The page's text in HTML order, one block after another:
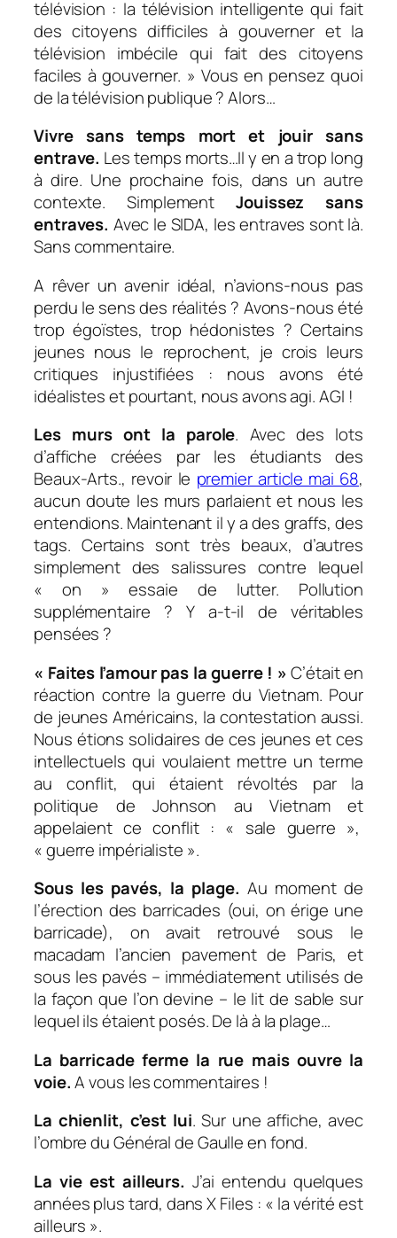
télévision : la télévision intelligente qui fait
des citoyens difficiles à gouverner et la
télévision imbécile qui fait des citoyens
faciles à gouverner. » Vous en pensez quoi
de la télévision publique ? Alors…
Vivre sans temps mort et jouir sans
entrave. Les temps morts…Il y en a trop long
à dire. Une prochaine fois, dans un autre
contexte. SimplementJouissez sans
entraves. Avec le SIDA, les entraves sont là.
Sans commentaire.
A rêver un avenir idéal, n’avions-nous pas
perdu le sens des réalités ? Avons-nous été
trop égoïstes, trop hédonistes ? Certains
jeunes nous le reprochent, je crois leurs
critiques injustifiées : nous avons été
idéalistes et pourtant, nous avons agi. AGI !
Les murs ont la parole. Avec des lots
d’affiche créées par les étudiants des
Beaux-Arts., revoir le premier article mai 68,
aucun doute les murs parlaient et nous les
entendions. Maintenant il y a des graffs, des
tags. Certains sont très beaux, d’autres
simplement des salissures contre lequel
« on » essaie de lutter. Pollution
supplémentaire ? Y a-t-il de véritables
pensées ?
« Faites l’amour pas la guerre ! »C’était en
réaction contre la guerre du Vietnam. Pour
de jeunes Américains, la contestation aussi.
Nous étions solidaires de ces jeunes et ces
intellectuels qui voulaient mettre un terme
au conflit, qui étaient révoltés par la
politique de Johnson au Vietnam et
appelaient ce conflit : « sale guerre »,
« guerre impérialiste ».
Sous les pavés, la plage.Au moment de
l’érection des barricades (oui, on érige une
barricade), on avait retrouvé sous le
macadam l’ancien pavement de Paris, et
sous les pavés – immédiatement utilisés de
la façon que l’on devine – le lit de sable sur
lequel ils étaient posés. De là à la plage…
La barricade ferme la rue mais ouvre la
voie.A vous les commentaires !
La chienlit, c’est lui. Sur une affiche, avec
l’ombre du Général de Gaulle en fond.
La vie est ailleurs.J’ai entendu quelques
années plus tard, dans X Files : « la vérité est
ailleurs ».